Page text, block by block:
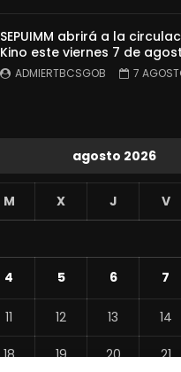
SEPUIMM abrirá a la
Kino este viernes 7 de
ADMIERTBCSGOB 7
agosto 2026
M X J V
4 5 6 7
11 12 13 14
18 19 20 21